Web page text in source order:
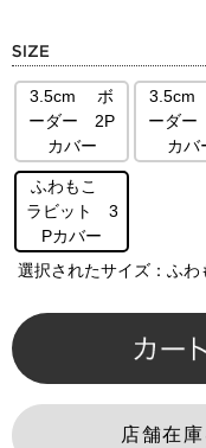
3.5cm ボ
ーダー 2P
カバー
ーダ
カバ
ふわもこ
ラビット 3
Pカバー
選択されたサイズ：ふ